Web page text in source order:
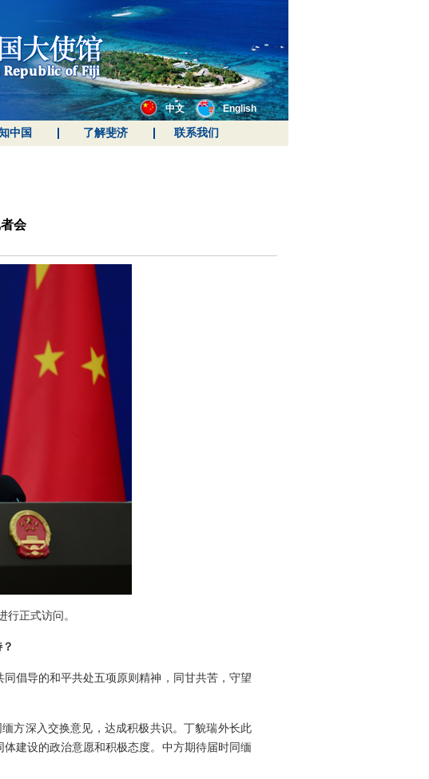
中文 English
中国 了解斐济 联系我们
会
正式访问。
倡导的和平共处五项原则精神，同甘共苦，守望
方深入交换意见，达成积极共识。丁貌瑞外长此
建设的政治意愿和积极态度。中方期待届时同缅